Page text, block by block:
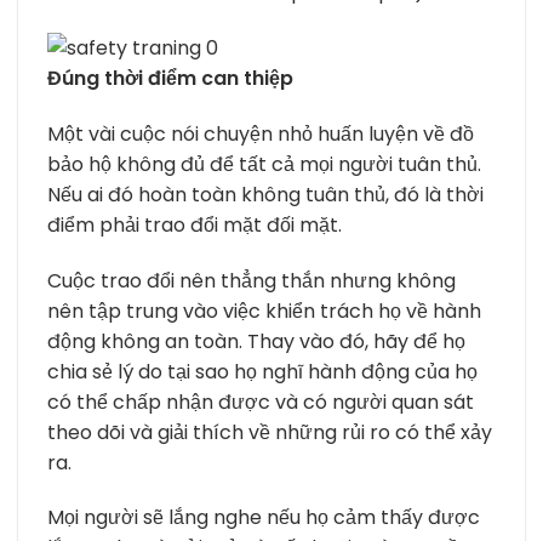
Đúng thời điểm can thiệp
Một vài cuộc nói chuyện nhỏ huấn luyện về đồ
bảo hộ không đủ để tất cả mọi người tuân thủ.
Nếu ai đó hoàn toàn không tuân thủ, đó là thời
điểm phải trao đổi mặt đối mặt.
Cuộc trao đổi nên thẳng thắn nhưng không
nên tập trung vào việc khiển trách họ về hành
động không an toàn. Thay vào đó, hãy để họ
chia sẻ lý do tại sao họ nghĩ hành động của họ
có thể chấp nhận được và có người quan sát
theo dõi và giải thích về những rủi ro có thể xảy
ra.
Mọi người sẽ lắng nghe nếu họ cảm thấy được